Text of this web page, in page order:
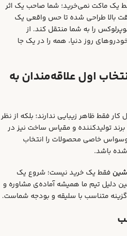
یک ماکت نمی‌خرید؛ شما صاحب یک اثر
بالا طراحی شده تا حس واقعی یک
را به شما منتقل کند. از
روز دنیا، همه را در یک جا
اول علاقه‌مندان به
فقط ظاهر زیبایی ندارند؛ بلکه از نظر
تولیدکننده و مقیاس ساخت نیز در
وسواس خاصی محصولات را انتخاب
باشد.
فقط یک خرید نیست؛ شروع یک
دلیل تیم ما همیشه آماده‌ی مشاوره و
گزینه متناسب با سلیقه و بودجه شماست.